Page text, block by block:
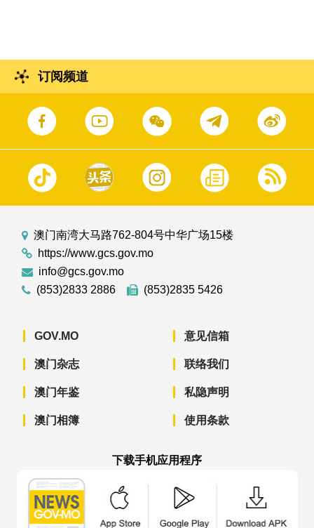
订阅频道
澳门南湾大马路762-804号中华广场15楼
https://www.gcs.gov.mo
info@gcs.gov.mo
(853)2833 2886
(853)2835 5426
GOV.MO
澳门杂志
澳门年鉴
澳门相簿
意见信箱
联络我们
私隐声明
使用条款
下载手机应用程序